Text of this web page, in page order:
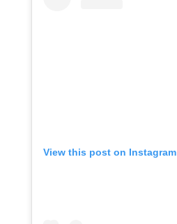
View this post on Instagram